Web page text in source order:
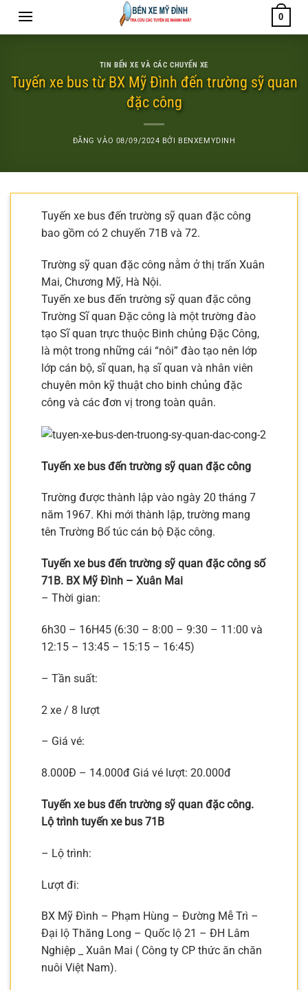
0
TIN BẾN XE VÀ CÁC CHUYẾN XE
Tuyến xe bus từ BX Mỹ Đình đến trường sỹ quan
đặc công
ĐĂNG VÀO 08/09/2024 BỞI BENXEMYDINH
Tuyến xe bus đến trường sỹ quan đặc công
bao gồm có 2 chuyến 71B và 72.
Trường sỹ quan đặc công nằm ở thị trấn Xuân
Mai, Chương Mỹ, Hà Nội.
Tuyến xe bus đến trường sỹ quan đặc công
Trường Sĩ quan Đặc công là một trường đào
tạo Sĩ quan trực thuộc Binh chủng Đặc Công,
là một trong những cái “nôi” đào tạo nên lớp
lớp cán bộ, sĩ quan, hạ sĩ quan và nhân viên
chuyên môn kỹ thuật cho binh chủng đặc
công và các đơn vị trong toàn quân.
Tuyến xe bus đến trường sỹ quan đặc công
Trường được thành lập vào ngày 20 tháng 7
năm 1967. Khi mới thành lập, trường mang
tên Trường Bổ túc cán bộ Đặc công.
Tuyến xe bus đến trường sỹ quan đặc công số
71B. BX Mỹ Đình – Xuân Mai
– Thời gian:
6h30 – 16H45 (6:30 – 8:00 – 9:30 – 11:00 và
12:15 – 13:45 – 15:15 – 16:45)
– Tần suất:
2 xe / 8 lượt
– Giá vé:
8.000Đ – 14.000đ Giá vé lượt: 20.000đ
Tuyến xe bus đến trường sỹ quan đặc công.
Lộ trình tuyến xe bus 71B
– Lộ trình:
Lượt đi:
BX Mỹ Đình – Phạm Hùng – Đường Mễ Trì –
Đại lộ Thăng Long – Quốc lộ 21 – ĐH Lâm
Nghiệp _ Xuân Mai ( Công ty CP thức ăn chăn
nuôi Việt Nam).